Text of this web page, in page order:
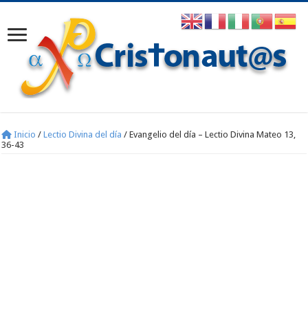
Inicio / Lectio Divina del día / Evangelio del día – Lectio Divina Mateo 13,
36-43